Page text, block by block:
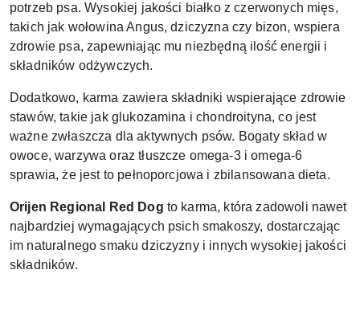
potrzeb psa. Wysokiej jakości białko z czerwonych mięs,
takich jak wołowina Angus, dziczyzna czy bizon, wspiera
zdrowie psa, zapewniając mu niezbędną ilość energii i
składników odżywczych.
Dodatkowo, karma zawiera składniki wspierające zdrowie
stawów, takie jak glukozamina i chondroityna, co jest
ważne zwłaszcza dla aktywnych psów. Bogaty skład w
owoce, warzywa oraz tłuszcze omega-3 i omega-6
sprawia, że jest to pełnoporcjowa i zbilansowana dieta.
Orijen Regional Red Dog to karma, która zadowoli nawet
najbardziej wymagających psich smakoszy, dostarczając
im naturalnego smaku dziczyzny i innych wysokiej jakości
składników.